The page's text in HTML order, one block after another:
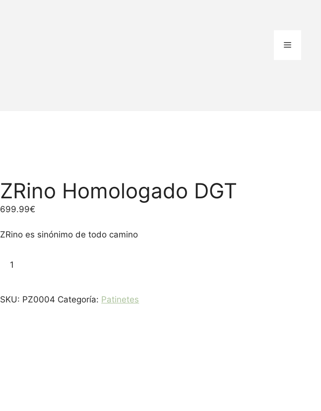
Menú
ZRino Homologado DGT
699.99€
ZRino es sinónimo de todo camino
ZRino
cantidad
SKU: PZ0004 Categoría: Patinetes